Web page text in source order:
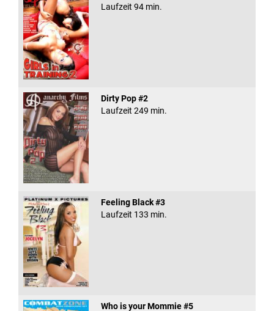
Laufzeit 94 min.
Dirty Pop #2
Laufzeit 249 min.
Feeling Black #3
Laufzeit 133 min.
Who is your Mommie #5